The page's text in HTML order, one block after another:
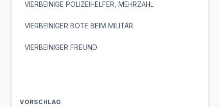
VIERBEINIGE POLIZEIHELFER, MEHRZAHL
VIERBEINIGER BOTE BEIM MILITÄR
VIERBEINIGER FREUND
VORSCHLAG